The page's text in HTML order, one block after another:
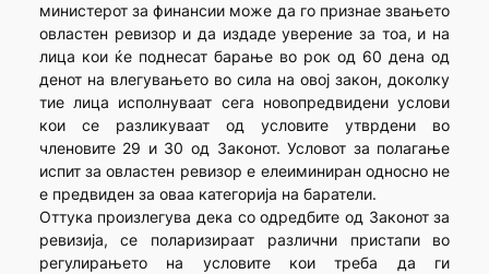
министерот за финансии може да го признае звањето
овластен ревизор и да издаде уверение за тоа, и на
лица кои ќе поднесат барање во рок од 60 дена од
денот на влегувањето во сила на овој закон, доколку
тие лица исполнуваат сега новопредвидени услови
кои се разликуваат од условите утврдени во
членовите 29 и 30 од Законот. Условот за полагање
испит за овластен ревизор е елеиминиран односно не
е предвиден за оваа категорија на баратели.
Оттука произлегува дека со одредбите од Законот за
ревизија, се поларизираат различни пристапи во
регулирањето на условите кои треба да ги